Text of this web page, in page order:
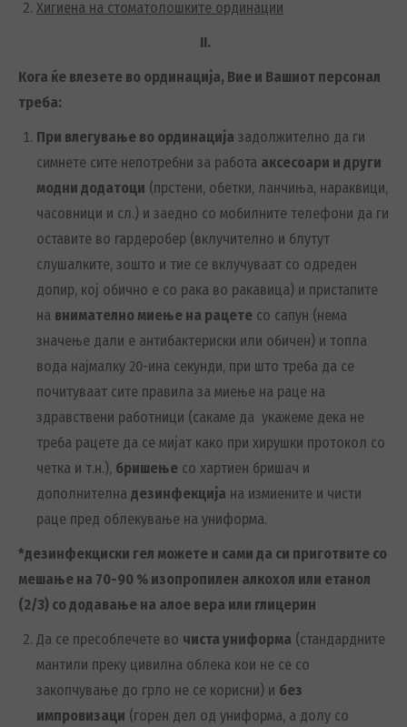
Хигиена на стоматолошките ординации
II.
Кога ќе влезете во ординација, Вие и Вашиот персонал
треба:
При влегување во ординација задолжително да ги
симнете сите непотребни за работа аксесоари и други
модни додатоци (прстени, обетки, ланчиња, нараквици,
часовници и сл.) и заедно со мобилните телефони да ги
оставите во гардеробер (вклучително и блутут
слушалките, зошто и тие се вклучуваат со одреден
допир, кој обично е со рака во ракавица) и пристапите
на внимателно миење на рацете со сапун (нема
значење дали е антибактериски или обичен) и топла
вода најмалку 20-ина секунди, при што треба да се
почитуваат сите правила за миење на раце на
здравствени работници (сакаме да укажеме дека не
треба рацете да се мијат како при хирушки протокол со
четка и т.н.), бришење со хартиен бришач и
дополнителна дезинфекција на измиените и чисти
раце пред облекување на униформа.
*дезинфекциски гел можете и сами да си приготвите со
мешање на 70-90 % изопропилен алкохол или етанол
(2/3) со додавање на алое вера или глицерин
Да се пресоблечете во чиста униформа (стандардните
мантили преку цивилна облека кои не се со
закопчување до грло не се корисни) и без
импровизаци (горен дел од униформа, а долу со